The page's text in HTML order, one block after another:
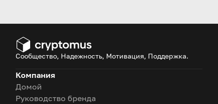
под капотом, а финансы
безопасными и доступными
Сообщество, Надежность, Мотивация, Поддержка.
Компания
Домой
Руководство бренда